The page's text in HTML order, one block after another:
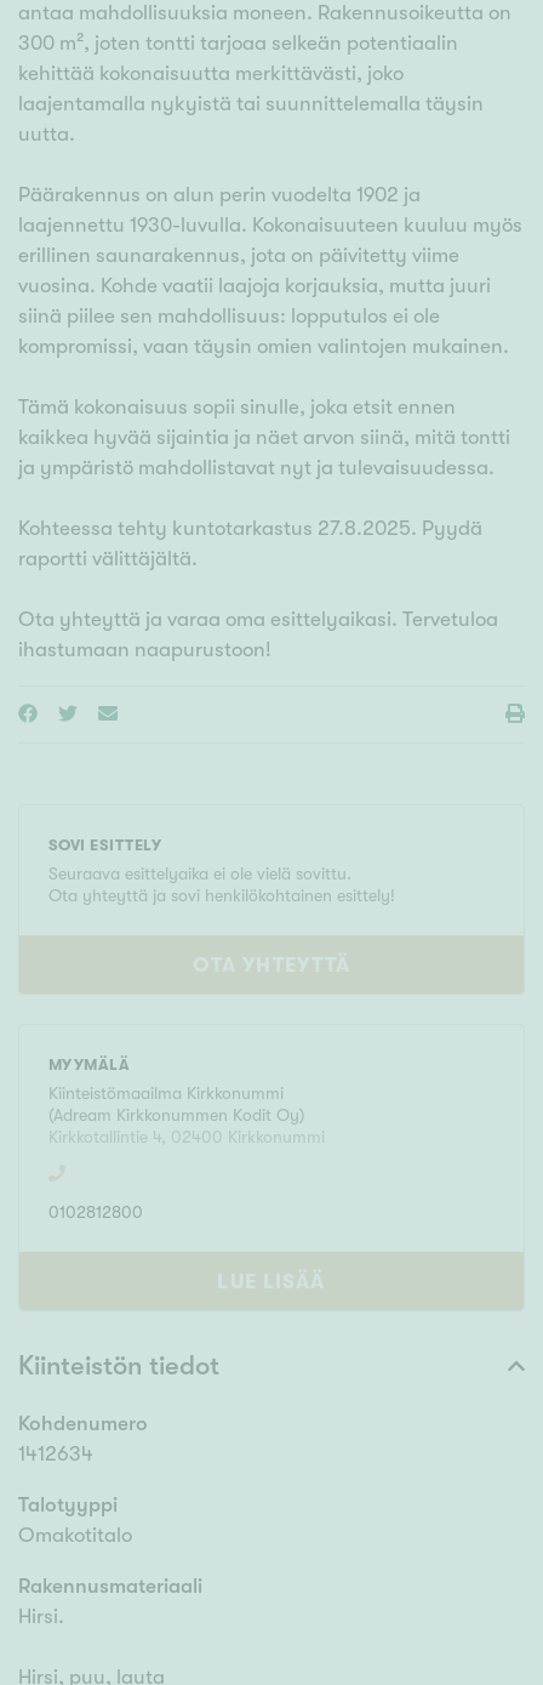
antaa mahdollisuuksia moneen. Rakennusoikeutta on
300 m², joten tontti tarjoaa selkeän potentiaalin
kehittää kokonaisuutta merkittävästi, joko
laajentamalla nykyistä tai suunnittelemalla täysin
uutta.
Päärakennus on alun perin vuodelta 1902 ja
laajennettu 1930-luvulla. Kokonaisuuteen kuuluu myös
erillinen saunarakennus, jota on päivitetty viime
vuosina. Kohde vaatii laajoja korjauksia, mutta juuri
siinä piilee sen mahdollisuus: lopputulos ei ole
kompromissi, vaan täysin omien valintojen mukainen.
Tämä kokonaisuus sopii sinulle, joka etsit ennen
kaikkea hyvää sijaintia ja näet arvon siinä, mitä tontti
ja ympäristö mahdollistavat nyt ja tulevaisuudessa.
Kohteessa tehty kuntotarkastus 27.8.2025. Pyydä
raportti välittäjältä.
Ota yhteyttä ja varaa oma esittelyaikasi. Tervetuloa
ihastumaan naapurustoon!
SOVI ESITTELY
Seuraava esittelyaika ei ole vielä sovittu.
Ota yhteyttä ja sovi henkilökohtainen esittely!
OTA YHTEYTTÄ
MYYMÄLÄ
Kiinteistömaailma Kirkkonummi
(Adream Kirkkonummen Kodit Oy)
Kirkkotallintie 4, 02400 Kirkkonummi
0102812800
LUE LISÄÄ
Kiinteistön tiedot
Kohdenumero
1412634
Talotyyppi
Omakotitalo
Rakennusmateriaali
Hirsi.
Hirsi, puu, lauta